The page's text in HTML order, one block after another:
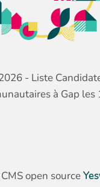
- Liste
à Gap les
open source